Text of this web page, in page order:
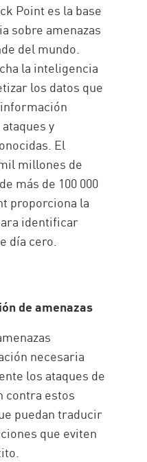
Point es la base
sobre amenazas
del mundo.
la inteligencia
los datos que
y
El
millones de
más de 100 000
proporciona la
identificar
día cero.
de amenazas
necesaria
los ataques de
contra estos
puedan traducir
que eviten